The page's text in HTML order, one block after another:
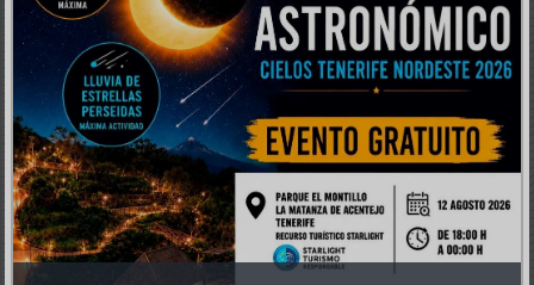
Inseln